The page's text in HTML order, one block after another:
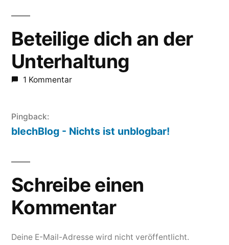
Beteilige dich an der
Unterhaltung
1 Kommentar
Pingback:
blechBlog - Nichts ist unblogbar!
Schreibe einen
Kommentar
Deine E-Mail-Adresse wird nicht veröffentlicht.